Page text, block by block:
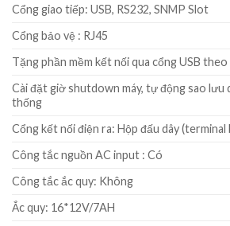
Cổng giao tiếp: USB, RS232, SNMP Slot
Cổng bảo vệ : RJ45
Tặng phần mềm kết nối qua cổng USB
Cài đặt giờ shutdown máy, tự động sao
thống
Cổng kết nối điện ra: Hộp đấu dây (terminal
Công tắc nguồn AC input : Có
Công tắc ắc quy: Không
Ắc quy: 16*12V/7AH